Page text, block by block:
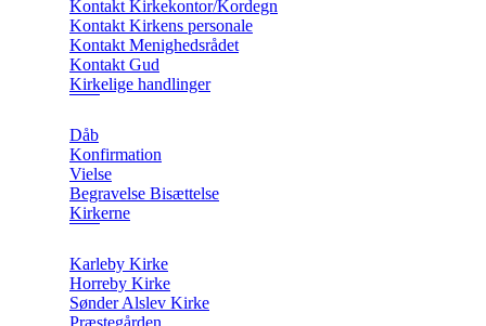
Kontakt Kirkekontor/Kordegn
Kontakt Kirkens personale
Kontakt Menighedsrådet
Kontakt Gud
Kirkelige handlinger
Dåb
Konfirmation
Vielse
Begravelse Bisættelse
Kirkerne
Karleby Kirke
Horreby Kirke
Sønder Alslev Kirke
Præstegården